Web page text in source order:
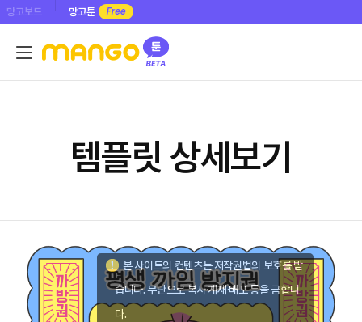
망고보드 망고툰
템플릿 상세보기
본 사이트의 컨텐츠는 저작권법의 보호를 받
습니다. 무단으로 복사·게재·배포 등을 금합니
다.